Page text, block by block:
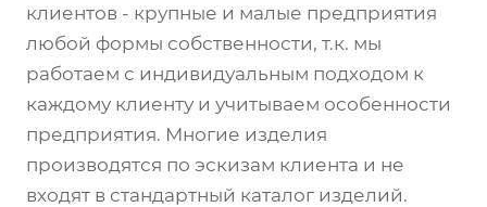
клиентов - крупные и малые предприятия
любой формы собственности, т.к. мы
работаем с индивидуальным подходом к
каждому клиенту и учитываем особенности
предприятия. Многие изделия
производятся по эскизам клиента и не
входят в стандартный каталог изделий.